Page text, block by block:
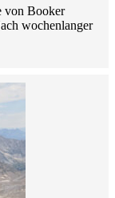
von Booker
wochenlanger